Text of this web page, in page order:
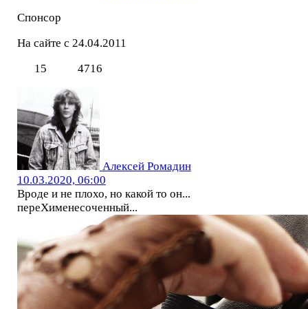
Спонсор
На сайте с 24.04.2011
15
4716
Алексей Ромадин
10.03.2020, 06:00
Вроде и не плохо, но какой то он...
переХименесоченный...